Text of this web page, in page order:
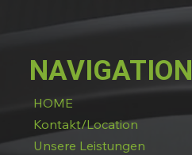
NAVIGATION
HOME
Kontakt/Location
Unsere Leistungen